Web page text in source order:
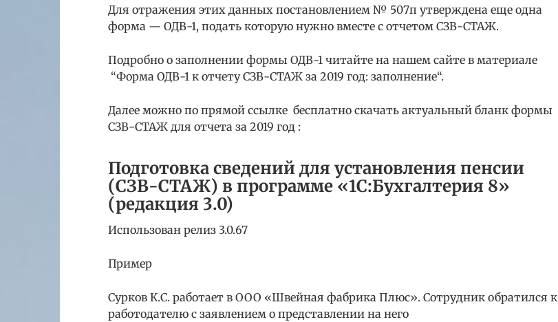
Для отражения этих данных постановлением № 507п утверждена еще одна
форма — ОДВ-1, подать которую нужно вместе с отчетом СЗВ-СТАЖ.
Подробно о заполнении формы ОДВ-1 читайте на нашем сайте в материале
“Форма ОДВ-1 к отчету СЗВ-СТАЖ за 2019 год: заполнение“.
Далее можно по прямой ссылке бесплатно скачать актуальный бланк формы
СЗВ-СТАЖ для отчета за 2019 год :
Подготовка сведений для установления пенсии
(СЗВ-СТАЖ) в программе «1С:Бухгалтерия 8»
(редакция 3.0)
Использован релиз 3.0.67
Пример
Сурков К.С. работает в ООО «Швейная фабрика Плюс». Сотрудник обратился к
работодателю с заявлением о представлении на него